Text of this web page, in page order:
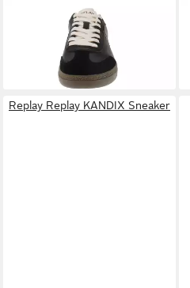
Replay Pyper Double
GMSD7 C0002L - Herren
Sneaker - 003-Black Sneaker
Replay Replay KANDIX Sneaker